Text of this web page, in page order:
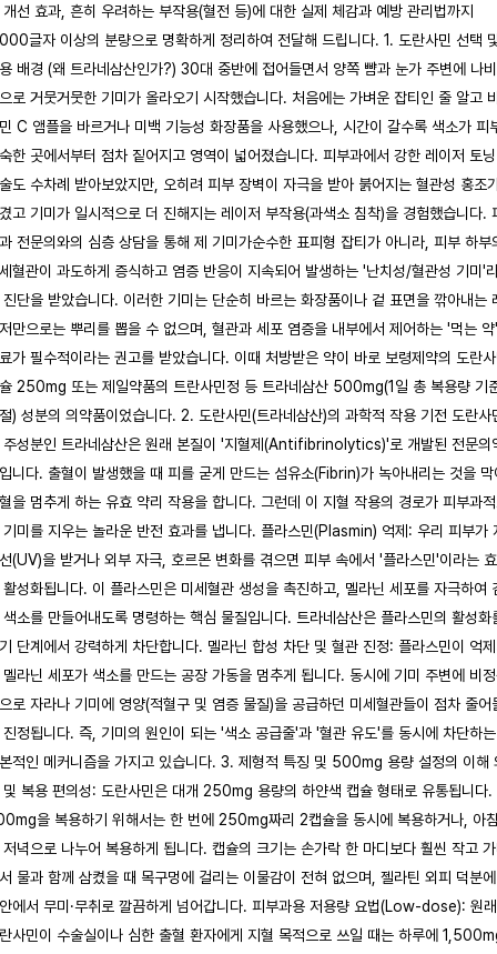
선 효과, 흔히 우려하는 부작용(혈전 등)에 대한 실제 체감과 예방 관리법까지
글자 이상의 분량으로 명확하게 정리하여 전달해 드립니다. 1. 도란사민 선택
배경 (왜 트라네삼산인가?) 30대 중반에 접어들면서 양쪽 뺨과 눈가 주변에 나
로 거뭇거뭇한 기미가 올라오기 시작했습니다. 처음에는 가벼운 잡티인 줄 알고 비
C 앰플을 바르거나 미백 기능성 화장품을 사용했으나, 시간이 갈수록 색소가 피
한 곳에서부터 점차 짙어지고 영역이 넓어졌습니다. 피부과에서 강한 레이저 토닝
도 수차례 받아보았지만, 오히려 피부 장벽이 자극을 받아 붉어지는 혈관성 홍조
고 기미가 일시적으로 더 진해지는 레이저 부작용(과색소 침착)을 경험했습니다.
전문의와의 심층 상담을 통해 제 기미가순수한 표피형 잡티가 아니라, 피부 하부
혈관이 과도하게 증식하고 염증 반응이 지속되어 발생하는 '난치성/혈관성 기미'
단을 받았습니다. 이러한 기미는 단순히 바르는 화장품이나 겉 표면을 깎아내는
만으로는 뿌리를 뽑을 수 없으며, 혈관과 세포 염증을 내부에서 제어하는 '먹는 약'
가 필수적이라는 권고를 받았습니다. 이때 처방받은 약이 바로 보령제약의 도란사
250mg 또는 제일약품의 트란사민정 등 트라네삼산 500mg(1일 총 복용량 기
) 성분의 의약품이었습니다. 2. 도란사민(트라네삼산)의 과학적 작용 기전 도란사
주성분인 트라네삼산은 원래 본질이 '지혈제(Antifibrinolytics)'로 개발된 전문의
니다. 출혈이 발생했을 때 피를 굳게 만드는 섬유소(Fibrin)가 녹아내리는 것을 막
을 멈추게 하는 유효 약리 작용을 합니다. 그런데 이 지혈 작용의 경로가 피부과
기미를 지우는 놀라운 반전 효과를 냅니다. 플라스민(Plasmin) 억제: 우리 피부가
(UV)을 받거나 외부 자극, 호르몬 변화를 겪으면 피부 속에서 '플라스민'이라는
성화됩니다. 이 플라스민은 미세혈관 생성을 촉진하고, 멜라닌 세포를 자극하여
색소를 만들어내도록 명령하는 핵심 물질입니다. 트라네삼산은 플라스민의 활성화
단계에서 강력하게 차단합니다. 멜라닌 합성 차단 및 혈관 진정: 플라스민이 억제
멜라닌 세포가 색소를 만드는 공장 가동을 멈추게 됩니다. 동시에 기미 주변에 비
로 자라나 기미에 영양(적혈구 및 염증 물질)을 공급하던 미세혈관들이 점차 줄어
진정됩니다. 즉, 기미의 원인이 되는 '색소 공급줄'과 '혈관 유도'를 동시에 차단하는
적인 메커니즘을 가지고 있습니다. 3. 제형적 특징 및 500mg 용량 설정의 이해
및 복용 편의성: 도란사민은 대개 250mg 용량의 하얀색 캡슐 형태로 유통됩니다.
을 복용하기 위해서는 한 번에 250mg짜리 2캡슐을 동시에 복용하거나, 아침
녁으로 나누어 복용하게 됩니다. 캡슐의 크기는 손가락 한 마디보다 훨씬 작고 가
물과 함께 삼켰을 때 목구멍에 걸리는 이물감이 전혀 없으며, 젤라틴 외피 덕분에
에서 무미·무취로 깔끔하게 넘어갑니다. 피부과용 저용량 요법(Low-dose): 원래
사민이 수술실이나 심한 출혈 환자에게 지혈 목적으로 쓰일 때는 하루에